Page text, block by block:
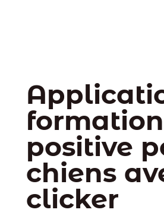
formation
positive
chiens
clicker